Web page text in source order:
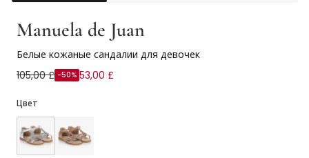
Manuela de Juan
Белые кожаные сандалии для девочек
105,00 £ -50% 53,00 £
Цвет